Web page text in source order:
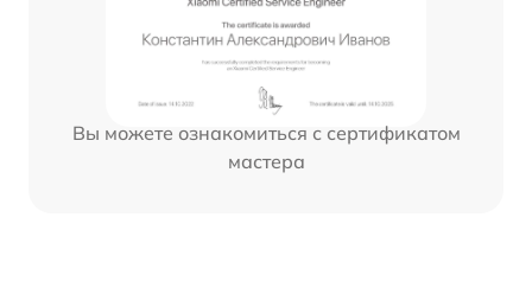
Вы можете ознакомиться с сертификатом
мастера